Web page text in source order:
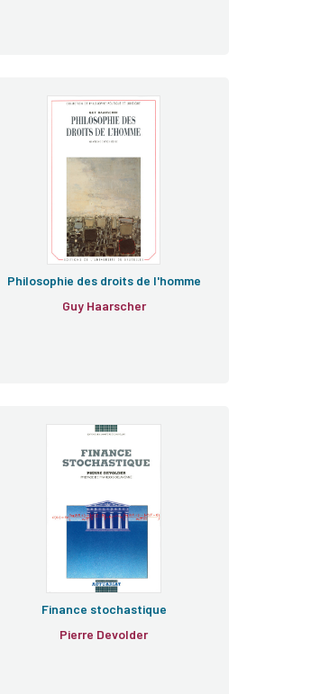
Philosophie des droits de l'homme
Guy Haarscher
Finance stochastique
Pierre Devolder